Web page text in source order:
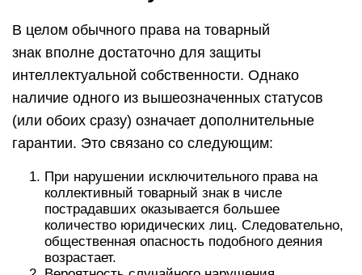
В целом обычного права на товарный
знак вполне достаточно для защиты
интеллектуальной собственности. Однако
наличие одного из вышеозначенных статусов
(или обоих сразу) означает дополнительные
гарантии. Это связано со следующим:
При нарушении исключительного права на
коллективный товарный знак в числе
пострадавших оказывается большее
количество юридических лиц. Следовательно,
общественная опасность подобного деяния
возрастает.